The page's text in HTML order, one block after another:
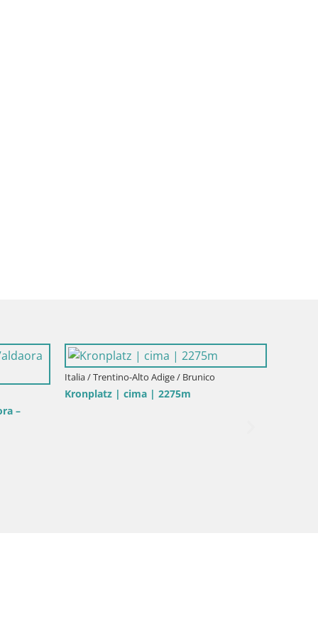
–
Italia / Trentino-Alto Adige / Brunico
Kronplatz | cima | 2275m